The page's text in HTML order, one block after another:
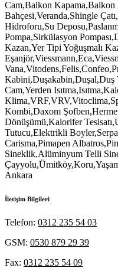
İletişim Bilgileri
Telefon: 0312 235 54 03
GSM: 0530 879 29 39
Fax: 0312 235 54 09